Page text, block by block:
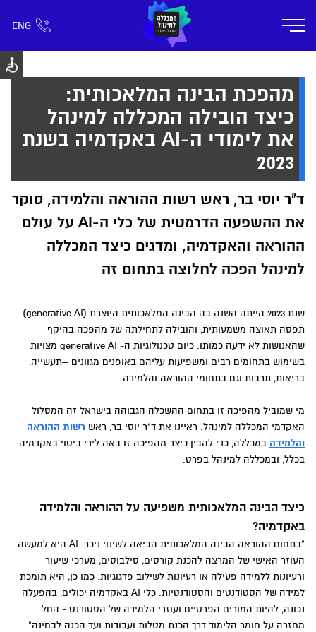
ENG
חפש כל דבר רישום ומידע אזור אישי
אודות תוכניות הלימוד קמפוס דימונה חיי
מהפכת הבינה המלאכותית:
כיצד הובילה המכללה למינהל
את לימודי ה-AI באקדמיה בשנת
2023
ד"ר יוסי בר, ראש רשות ההוראה והלמידה, סוקר
את ההשפעה הדרמטית של כלי ה-AI על עולם
ההוראה והאקדמיה, ומדגים כיצד המכללה
למינהל הפכה לחלוצה בתחום זה
שנת 2023 הייתה השנה בה הבינה המלאכותית היוצרת (generative AI)
תפסה תאוצה משמעותית, והובילה לתחילתה של מהפכה בהיקף
שהאנושות לא ידעה כמותו. כיום טכנולוגיות ה- generative AI מצויות
בשימוש בתחומים רבים ומשפיעות עליהם באופנים מגוונים –תעשייה,
בריאות, תרבות וגם בתחומי ההוראה והלמידה.
מי שמוביל מהפיכה זו בתחום ההשכלה הגבוהה בישראל זה המסלול
האקדמי המכללה למינהל. ראיינו את ד"ר יוסי בר, ראש רשות ההוראה
והלמידה במכללה, כדי להבין כיצד מהפיכה זו באה לידי ביטוי באקדמיה
בכלל, ובמכללה למינהל בפרט.
כיצד הבינה המלאכותית משפיעה על ההוראה והלמידה
באקדמיה?
"בתחום ההוראה הבינה המלאכותית הביאה לשינוי ניכר. AI היא למעשה
העוזר האישי של המרצה להכנת קורסים, סילבוסים, מערכי שיעור
ורעיונות ללמידה פעילה או רעיונות לשילוב פדגוגיות. כמו כן, היא תומכת
למידה של הסטודנטים והסטודנטיות. כלי AI באקדמיה יכולים, בהפעלה
נכונה, להיות המורים הפרטיים ועוזרי הלמידה של הסטודנט - החל
מחזרה על חומר הלימוד דרך הכנת מטלות ועבודות ועד הכנה לבחינה".